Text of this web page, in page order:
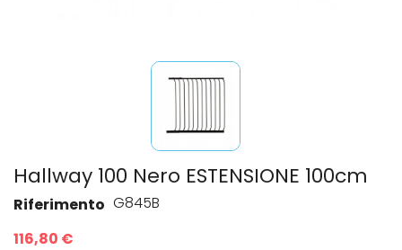
Hallway 100 Nero ESTENSIONE 100cm
Riferimento G845B
116,80 €